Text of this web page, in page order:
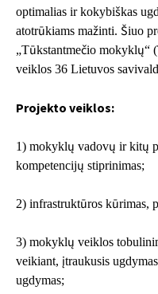
optimalias ir kokybiškas
atotrūkiams mažinti. Šiuo
„Tūkstantmečio mokyklų“
veiklos 36 Lietuvos
Projekto veiklos:
1) mokyklų vadovų ir kitų
kompetencijų stiprinimas;
2) infrastruktūros kūrimas,
3) mokyklų veiklos
veikiant, įtraukusis
ugdymas;